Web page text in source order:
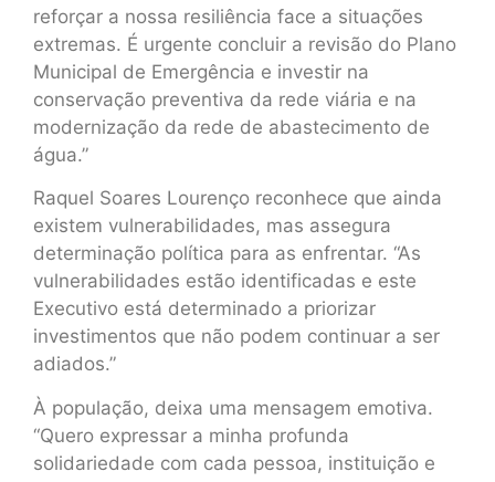
reforçar a nossa resiliência face a situações
extremas. É urgente concluir a revisão do Plano
Municipal de Emergência e investir na
conservação preventiva da rede viária e na
modernização da rede de abastecimento de
água.”
Raquel Soares Lourenço reconhece que ainda
existem vulnerabilidades, mas assegura
determinação política para as enfrentar. “As
vulnerabilidades estão identificadas e este
Executivo está determinado a priorizar
investimentos que não podem continuar a ser
adiados.”
À população, deixa uma mensagem emotiva.
“Quero expressar a minha profunda
solidariedade com cada pessoa, instituição e